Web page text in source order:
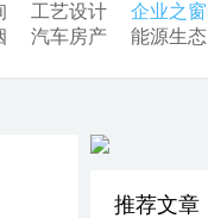
工艺设计 企业之窗
汽车房产 能源生态
推荐文章